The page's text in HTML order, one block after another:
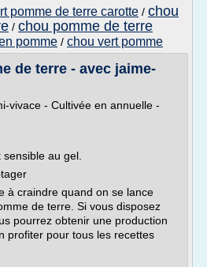
pomme de terre carotte / chou
/ chou pomme de terre
pomme / chou vert pomme
de terre - avec jaime-
vivace - Cultivée en annuelle -
au gel.
à craindre quand on se lance
de terre. Si vous disposez
pourrez obtenir une production
profiter pour tous les recettes